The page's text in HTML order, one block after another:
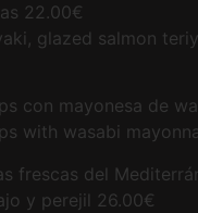
22.00€
glazed salmon
con mayonesa de
with wasabi
frescas del
y perejil 26.00€